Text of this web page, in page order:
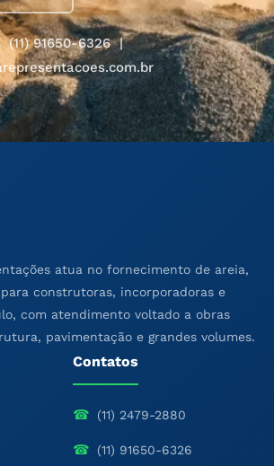
(11) 91650-6326 |
atua no fornecimento de areia,
construtoras, incorporadoras e
com atendimento voltado a obras
pavimentação e grandes volumes.
Contatos
☎ (11) 2479-2880
☎ (11) 91650-6326